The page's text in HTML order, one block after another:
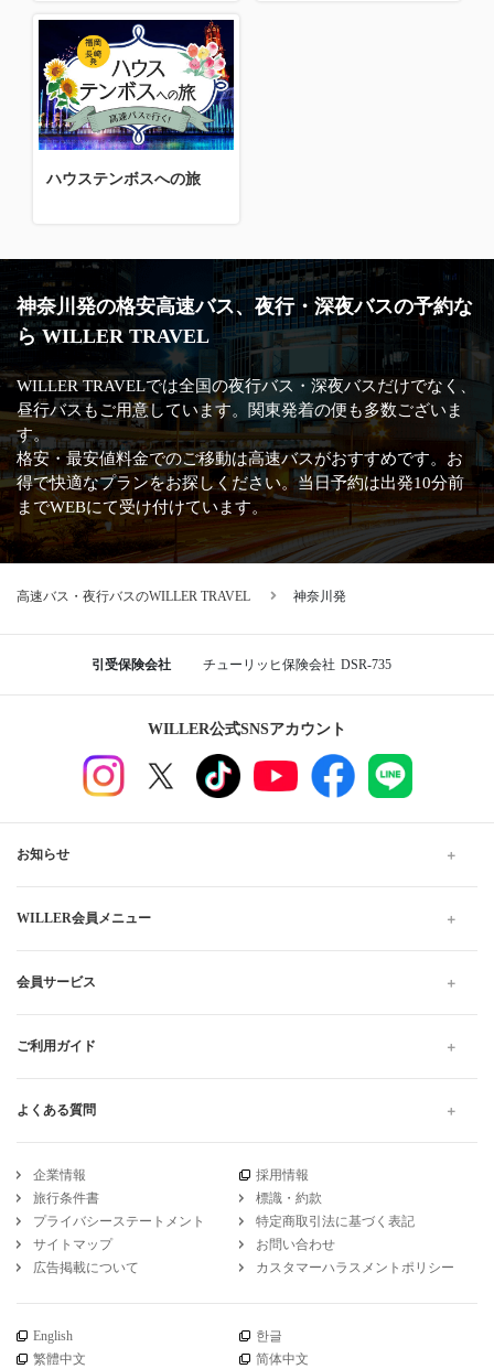
ハウステンボスへの旅
神奈川発の格安高速バス、夜行・深夜バスの予約な
ら WILLER TRAVEL
WILLER TRAVELでは全国の夜行バス・深夜バスだけでなく、
昼行バスもご用意しています。関東発着の便も多数ございま
す。
格安・最安値料金でのご移動は高速バスがおすすめです。お
得で快適なプランをお探しください。当日予約は出発10分前
までWEBにて受け付けています。
高速バス・夜行バスのWILLER TRAVEL 神奈川発
引受保険会社 チューリッヒ保険会社 DSR-735
WILLER公式SNSアカウント
お知らせ
WILLER会員メニュー
会員サービス
ご利用ガイド
よくある質問
企業情報
採用情報
旅行条件書
標識・約款
プライバシーステートメント
特定商取引法に基づく表記
サイトマップ
お問い合わせ
広告掲載について
カスタマーハラスメントポリシー
English
한글
繁體中文
简体中文